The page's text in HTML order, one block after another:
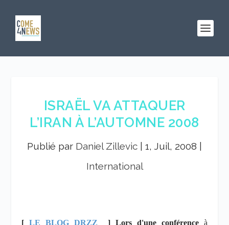
ISRAËL VA ATTAQUER
L’IRAN À L’AUTOMNE 2008
Publié par Daniel Zillevic 1, Juil, 2008
International
[LE BLOG DRZZ ] Lors d'une conférenceà